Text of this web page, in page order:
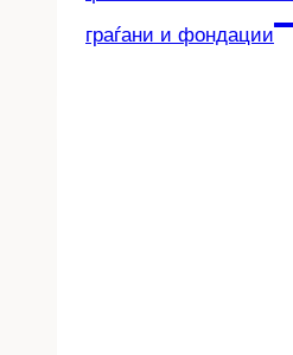
граѓани и фондации